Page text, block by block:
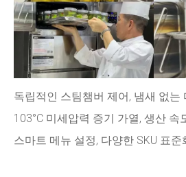
독립적인 스팀챔버 제어, 냄새 없는
103°C 미세압력 증기 가열, 생산 속
스마트 메뉴 설정, 다양한 SKU 표